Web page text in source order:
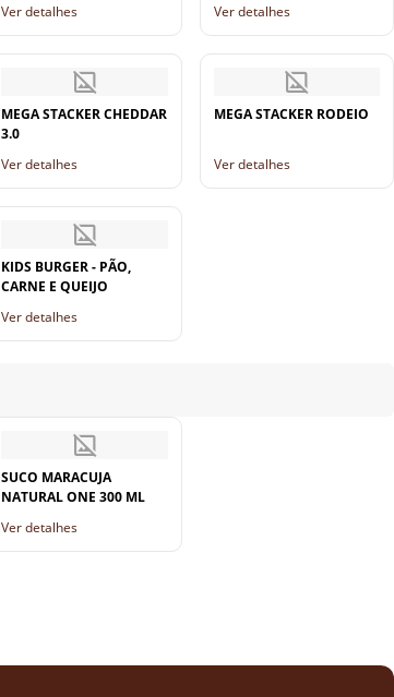
Ver detalhes Ver detalhes
MEGA STACKER CHEDDAR
3.0
Ver detalhes
MEGA STACKER RODEIO
Ver detalhes
KIDS BURGER - PÃO,
CARNE E QUEIJO
Ver detalhes
SUCO MARACUJA
NATURAL ONE 300 ML
Ver detalhes